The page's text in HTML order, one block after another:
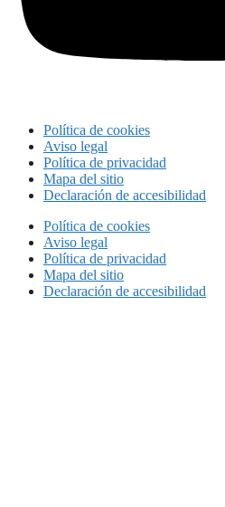
Política de cookies
Aviso legal
Política de privacidad
Mapa del sitio
Declaración de accesibilidad
Política de cookies
Aviso legal
Política de privacidad
Mapa del sitio
Declaración de accesibilidad